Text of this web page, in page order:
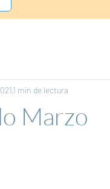
Marzo
1 min de lectura